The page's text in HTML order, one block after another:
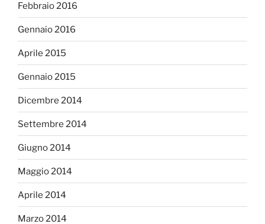
Febbraio 2016
Gennaio 2016
Aprile 2015
Gennaio 2015
Dicembre 2014
Settembre 2014
Giugno 2014
Maggio 2014
Aprile 2014
Marzo 2014